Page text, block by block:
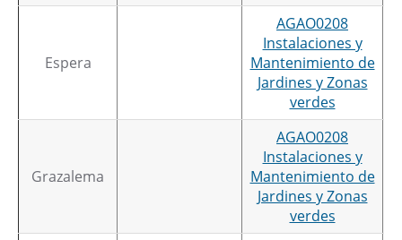
Espera
AGAO0208
Instalaciones y
Mantenimiento de
Jardines y Zonas
verdes
Grazalema
AGAO0208
Instalaciones y
Mantenimiento de
Jardines y Zonas
verdes